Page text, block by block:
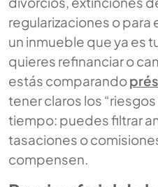
regularizaciones o
un inmueble que ya es
quieres refinanciar o
estás comparando
tener claros los
tiempo: puedes filtrar
tasaciones o
compensen.